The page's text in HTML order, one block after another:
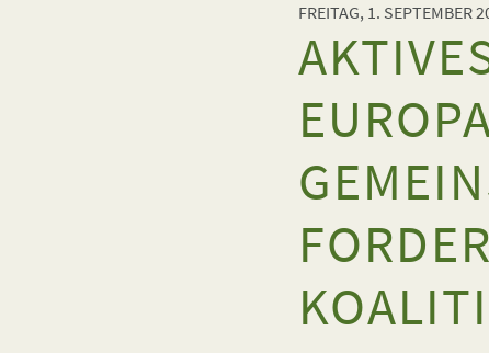
FREITAG, 1. SEPTEMBER